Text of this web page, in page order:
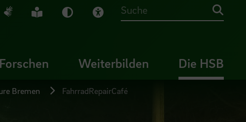
Deutsche Gebärdensprache
Leichte Sprache
Dunkel-Modus
Visuelle Hilfe
Suche
Forschen Weiterbilden Die HSB
Bremen FahrradRepairCafé